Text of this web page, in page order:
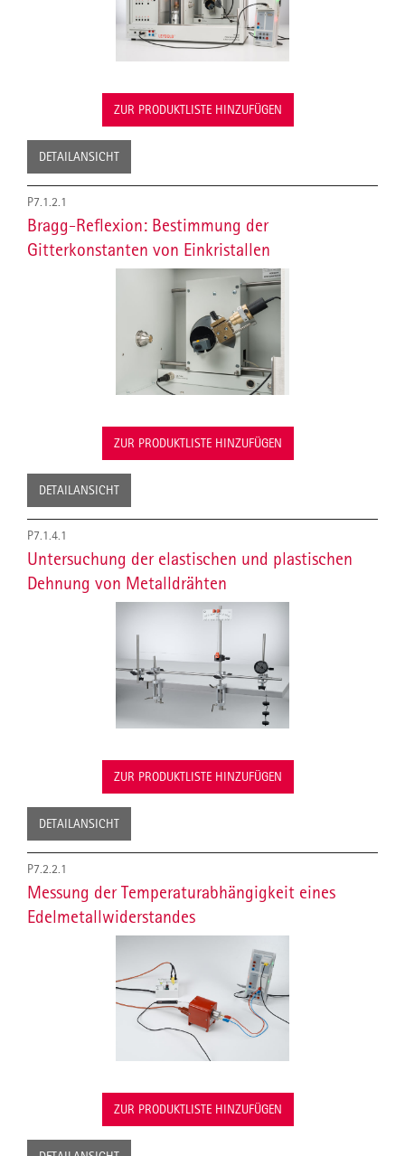
ZUR PRODUKTLISTE HINZUFÜGEN
DETAILANSICHT
P7.1.2.1
Bragg-Reflexion: Bestimmung der
Gitterkonstanten von Einkristallen
ZUR PRODUKTLISTE HINZUFÜGEN
DETAILANSICHT
P7.1.4.1
Untersuchung der elastischen und plastischen
Dehnung von Metalldrähten
ZUR PRODUKTLISTE HINZUFÜGEN
DETAILANSICHT
P7.2.2.1
Messung der Temperaturabhängigkeit eines
Edelmetallwiderstandes
ZUR PRODUKTLISTE HINZUFÜGEN